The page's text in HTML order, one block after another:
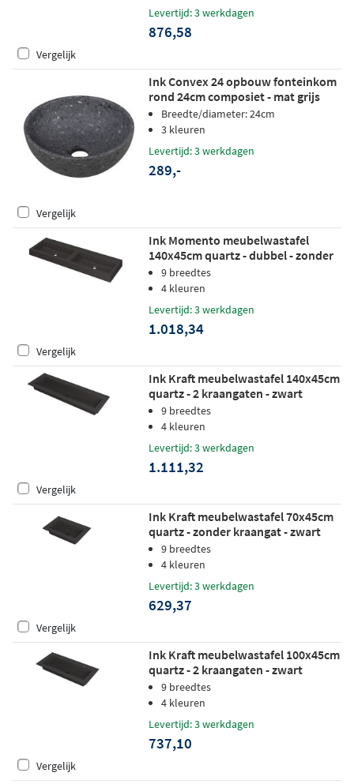
Levertijd: 3 werkdagen
876,58
Vergelijk
Ink Convex 24 opbouw fonteinkom
rond 24cm composiet - mat grijs
terrazzo
Breedte/diameter: 24cm
3 kleuren
Levertijd: 3 werkdagen
289,-
Vergelijk
Ink Momento meubelwastafel
140x45cm quartz - dubbel - zonder
kraangaten - zwart
9 breedtes
4 kleuren
Levertijd: 3 werkdagen
1.018,34
Vergelijk
Ink Kraft meubelwastafel 140x45cm
quartz - 2 kraangaten - zwart
9 breedtes
4 kleuren
Levertijd: 3 werkdagen
1.111,32
Vergelijk
Ink Kraft meubelwastafel 70x45cm
quartz - zonder kraangat - zwart
9 breedtes
4 kleuren
Levertijd: 3 werkdagen
629,37
Vergelijk
Ink Kraft meubelwastafel 100x45cm
quartz - 2 kraangaten - zwart
9 breedtes
4 kleuren
Levertijd: 3 werkdagen
737,10
Vergelijk